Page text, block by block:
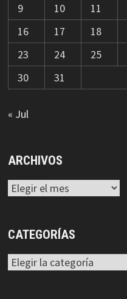
9
10 11
16
17 18
23
24 25
30
31
« Jul
ARCHIVOS
Archivos
CATEGORÍAS
Categorías